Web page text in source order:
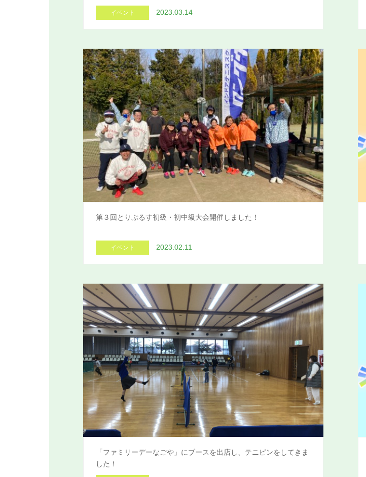
イベント 2023.03.14
第３回とりぷるす初級・初中級大会開催しました！
イベント 2023.02.11
「ファミリーデーなごや」にブースを出店し、テニピンをしてきま
した！